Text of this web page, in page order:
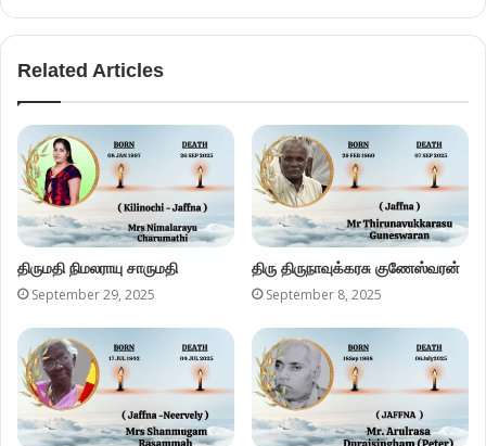
Related Articles
திருமதி நிமலராயு சாருமதி
September 29, 2025
திரு திருநாவுக்கரசு குணேஸ்வரன்
September 8, 2025